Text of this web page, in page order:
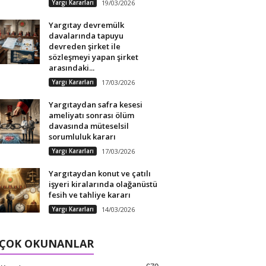
Yargı Kararları 19/03/2026
Yargıtay devremülk
davalarında tapuyu
devreden şirket ile
sözleşmeyi yapan şirket
arasındaki...
Yargı Kararları 17/03/2026
Yargıtaydan safra kesesi
ameliyatı sonrası ölüm
davasında müteselsil
sorumluluk kararı
Yargı Kararları 17/03/2026
Yargıtaydan konut ve çatılı
işyeri kiralarında olağanüstü
fesih ve tahliye kararı
Yargı Kararları 14/03/2026
OKUNANLAR